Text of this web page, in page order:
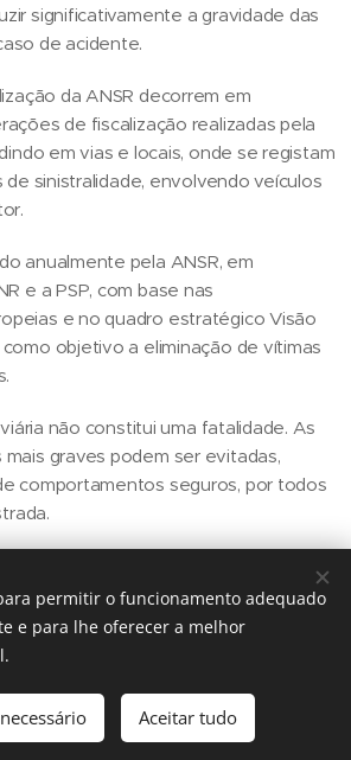
significativamente a gravidade das
de acidente.
da ANSR decorrem em
de fiscalização realizadas pela
em vias e locais, onde se registam
de sinistralidade, envolvendo veículos
anualmente pela ANSR, em
e a PSP, com base nas
e no quadro estratégico Visão
objetivo a eliminação de vítimas
não constitui uma fatalidade. As
graves podem ser evitadas,
comportamentos seguros, por todos
permitir o funcionamento adequado
e para lhe oferecer a melhor
Aceitar tudo